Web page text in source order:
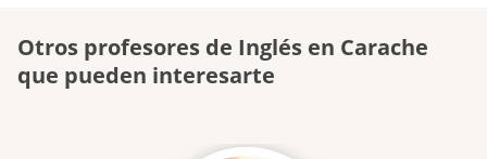
Otros profesores de Inglés en Carache
que pueden interesarte